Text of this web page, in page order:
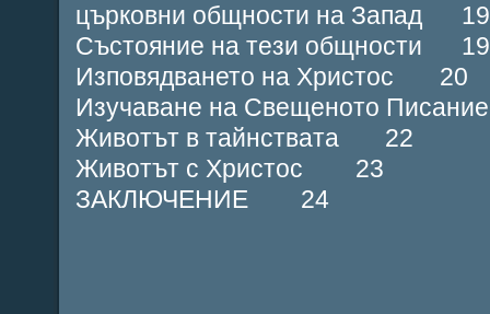
църковни общности на Запад
Състояние на тези общности 19
Изповядването на Христос 20
Изучаване на Свещеното
Животът в тайнствата 22
Животът с Христос 23
ЗАКЛЮЧЕНИЕ 24